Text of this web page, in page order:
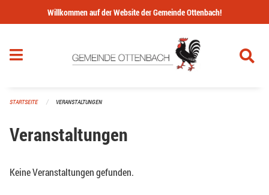
Navigation überspringen
Willkommen auf der Website der Gemeinde Ottenbach!
STARTSEITE VERANSTALTUNGEN
Veranstaltungen
Keine Veranstaltungen gefunden.